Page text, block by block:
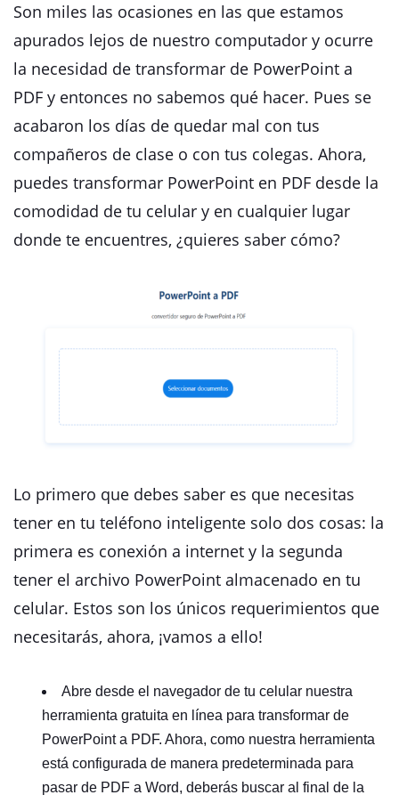
Son miles las ocasiones en las que estamos
apurados lejos de nuestro computador y ocurre
la necesidad de transformar de PowerPoint a
PDF y entonces no sabemos qué hacer. Pues se
acabaron los días de quedar mal con tus
compañeros de clase o con tus colegas. Ahora,
puedes transformar PowerPoint en PDF desde la
comodidad de tu celular y en cualquier lugar
donde te encuentres, ¿quieres saber cómo?
Lo primero que debes saber es que necesitas
tener en tu teléfono inteligente solo dos cosas: la
primera es conexión a internet y la segunda
tener el archivo PowerPoint almacenado en tu
celular. Estos son los únicos requerimientos que
necesitarás, ahora, ¡vamos a ello!
Abre desde el navegador de tu celular nuestra
herramienta gratuita en línea para transformar de
PowerPoint a PDF. Ahora, como nuestra herramienta
está configurada de manera predeterminada para
pasar de PDF a Word, deberás buscar al final de la